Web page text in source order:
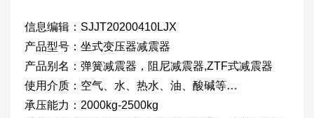
信息编辑：SJJT20200410LJX
产品型号：坐式变压器减震器
产品别名：弹簧减震器，阻尼减震器,ZTF式减震器
使用介质：空气、水、热水、油、酸碱等…
承压能力：2000kg-2500kg